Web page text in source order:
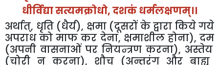
धीर्विद्यासत्यमक्रोधो,दशकंधर्मलक्षणम्।।
अर्थात्, धृति(धैर्य), क्षमा(दूसरों केद्वारा कियेगये
अपराध को माफ कर देना, क्षमाशील होना),दम
(अपनी वासनाओं पर नियन्त्रण करना), अस्तेय
(चोरी न करना), शौच (अन्तरंग और बाह्य